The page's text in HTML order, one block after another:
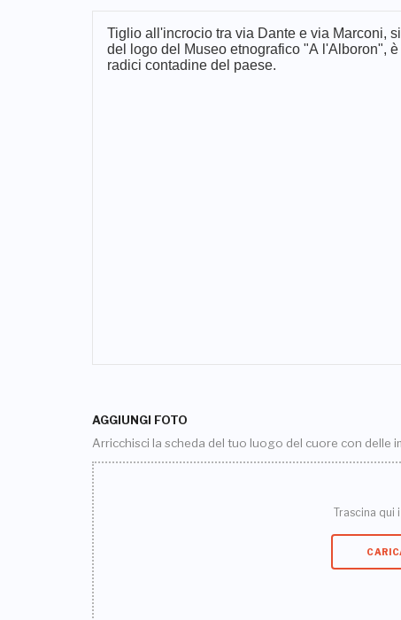
AGGIUNGI FOTO
Arricchisci la scheda del tuo luogo del cuore con delle
Trascina qui